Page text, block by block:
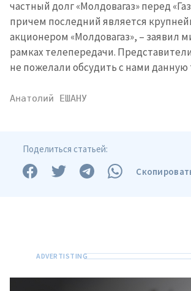
частный долг «Молдовагаз» перед
причем последний является
акционером «Молдовагаз», – заявил
рамках телепередачи.
не пожелали обсудить с нами данную
Анатолий ЕШАНУ
Поделиться статьей: